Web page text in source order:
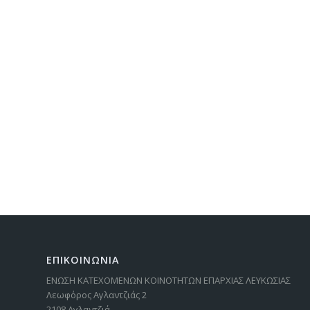
ΕΠΙΚΟΙΝΩΝΙΑ
ΕΝΩΣΗ ΚΑΤΕΧΟΜΕΝΩΝ ΚΟΙΝΟΤΗΤΩΝ ΕΠΑΡΧΙΑΣ ΛΕΥΚΩΣΙΑΣ
Λεωφόρος Αγλαντζιάς 2